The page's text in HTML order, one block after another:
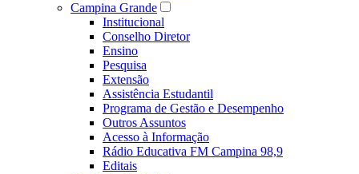
Campina Grande
Institucional
Conselho Diretor
Ensino
Pesquisa
Extensão
Assistência Estudantil
Programa de Gestão e Desempenho
Outros Assuntos
Acesso à Informação
Rádio Educativa FM Campina 98,9
Editais